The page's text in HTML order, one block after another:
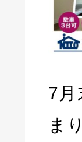
7月
ま